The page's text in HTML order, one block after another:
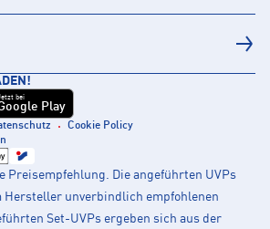
bei
Play
Cookie Policy
Preisempfehlung. Die angeführten UVPs
Hersteller unverbindlich empfohlenen
Set-UVPs ergeben sich aus der